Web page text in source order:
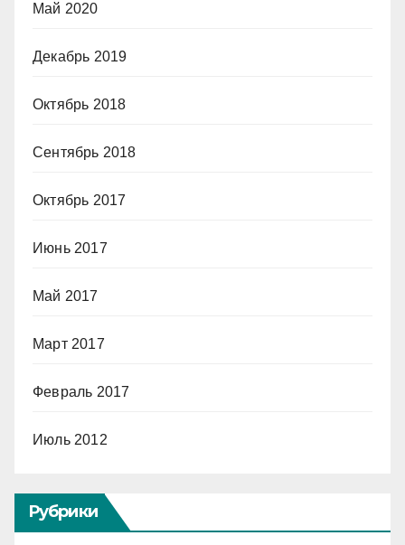
Май 2020
Декабрь 2019
Октябрь 2018
Сентябрь 2018
Октябрь 2017
Июнь 2017
Май 2017
Март 2017
Февраль 2017
Июль 2012
Рубрики